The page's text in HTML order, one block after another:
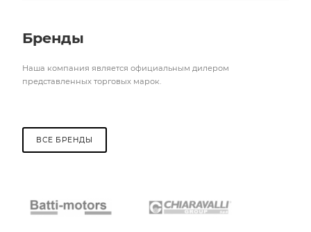
Бренды
Наша компания является официальным дилером
представленных торговых марок.
ВСЕ БРЕНДЫ